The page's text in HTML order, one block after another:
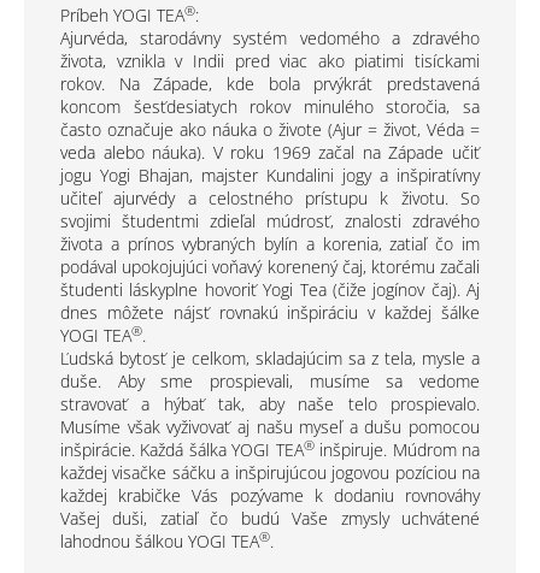
Príbeh YOGI TEA®:
Ajurvéda, starodávny systém vedomého a zdravého
života, vznikla v Indii pred viac ako piatimi tisíckami
rokov. Na Západe, kde bola prvýkrát predstavená
koncom šesťdesiatych rokov minulého storočia, sa
často označuje ako náuka o živote (Ajur = život, Véda =
veda alebo náuka). V roku 1969 začal na Západe učiť
jogu Yogi Bhajan, majster Kundalini jogy a inšpiratívny
učiteľ ajurvédy a celostného prístupu k životu. So
svojimi študentmi zdieľal múdrosť, znalosti zdravého
života a prínos vybraných bylín a korenia, zatiaľ čo im
podával upokojujúci voňavý korenený čaj, ktorému začali
študenti láskyplne hovoriť Yogi Tea (čiže jogínov čaj). Aj
dnes môžete nájsť rovnakú inšpiráciu v každej šálke
YOGI TEA®.
Ľudská bytosť je celkom, skladajúcim sa z tela, mysle a
duše. Aby sme prospievali, musíme sa vedome
stravovať a hýbať tak, aby naše telo prospievalo.
Musíme však vyživovať aj našu myseľ a dušu pomocou
inšpirácie. Každá šálka YOGI TEA®inšpiruje. Múdrom na
každej visačke sáčku a inšpirujúcou jogovou pozíciou na
každej krabičke Vás pozývame k dodaniu rovnováhy
Vašej duši, zatiaľ čo budú Vaše zmysly uchvátené
lahodnou šálkou YOGI TEA®.